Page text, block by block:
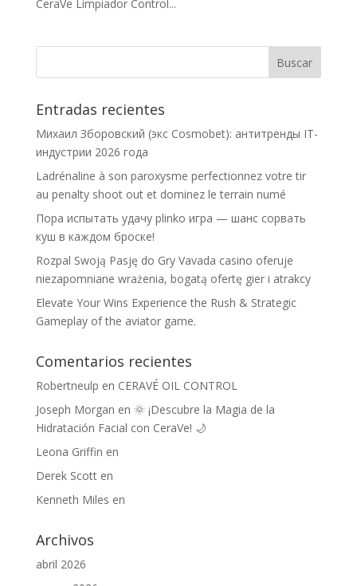
CeraVe Limpiador Control...
Entradas recientes
Михаил Зборовский (экс Cosmobet): антитренды IT-
индустрии 2026 года
Ladrénaline à son paroxysme perfectionnez votre tir
au penalty shoot out et dominez le terrain numé
Пора испытать удачу plinko игра — шанс сорвать
куш в каждом броске!
Rozpal Swoją Pasję do Gry Vavada casino oferuje
niezapomniane wrażenia, bogatą ofertę gier i atrakcy
Elevate Your Wins Experience the Rush & Strategic
Gameplay of the aviator game.
Comentarios recientes
Robertneulp en CERAVÉ OIL CONTROL
Joseph Morgan en 🌞 ¡Descubre la Magia de la
Hidratación Facial con CeraVe! 🌙
Leona Griffin en
Derek Scotten
Kenneth Miles en
Archivos
abril 2026